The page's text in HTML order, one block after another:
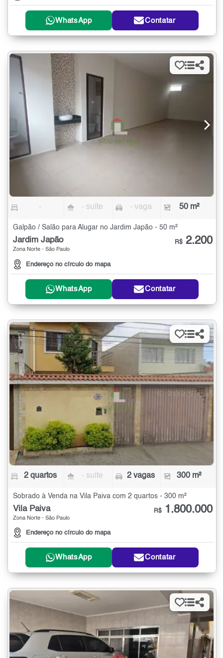
WhatsApp Contatar
- - suíte - vaga 50 m²
Galpão / Salão para Alugar no Jardim Japão - 50 m²
Jardim Japão
Zona Norte - São Paulo
Endereço no círculo do mapa
R$ 2.200
WhatsApp Contatar
2 quartos - suíte 2 vagas 300 m²
Sobrado à Venda na Vila Paiva com 2 quartos - 300 m²
Vila Paiva
Zona Norte - São Paulo
Endereço no círculo do mapa
R$ 1.800.000
WhatsApp Contatar